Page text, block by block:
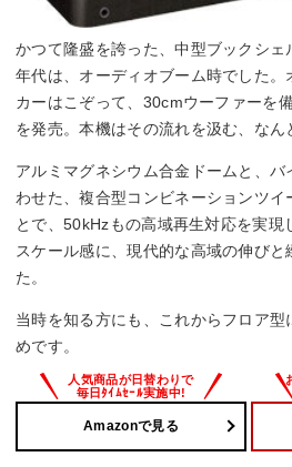
かつて隆盛を誇った、中型ブックシ
年代は、オーディオブーム時でした
カーはこぞって、30cmウーファーを
を発売。本機はその流れを汲む、なん
アルミマグネシウム合金ドームと、
わせた、複合型コンビネーションツイ
とで、50kHzもの高域再生対応を実現
スケール感に、現代的な高域の伸び
た。
当時を知る方にも、これからフロア
めです。
Amazonで見る